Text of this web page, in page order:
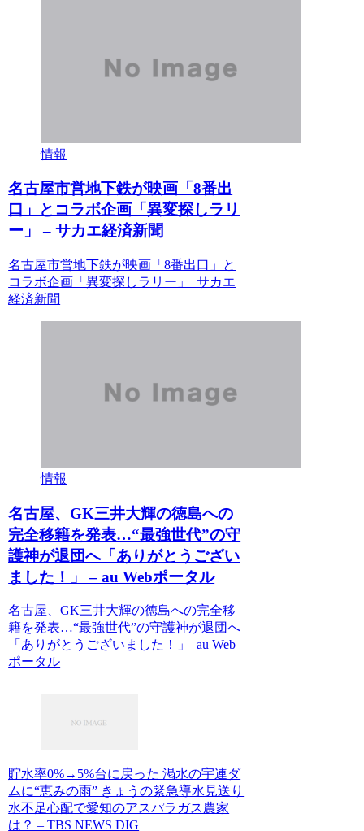
情報
名古屋市営地下鉄が映画「8番出
口」とコラボ企画「異変探しラリ
ー」 – サカエ経済新聞
名古屋市営地下鉄が映画「8番出口」と
コラボ企画「異変探しラリー」 サカエ
経済新聞
情報
名古屋、GK三井大輝の徳島への
完全移籍を発表…“最強世代”の守
護神が退団へ「ありがとうござい
ました！」 – au Webポータル
名古屋、GK三井大輝の徳島への完全移
籍を発表…“最強世代”の守護神が退団へ
「ありがとうございました！」 au Web
ポータル
貯水率0%→5%台に戻った 渇水の宇連ダ
ムに“恵みの雨” きょうの緊急導水見送り
水不足心配で愛知のアスパラガス農家
は？ – TBS NEWS DIG